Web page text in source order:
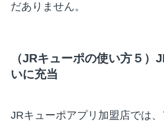
だありません。
（JRキューポの使い方５）
いに充当
JRキューポアプリ加盟店では